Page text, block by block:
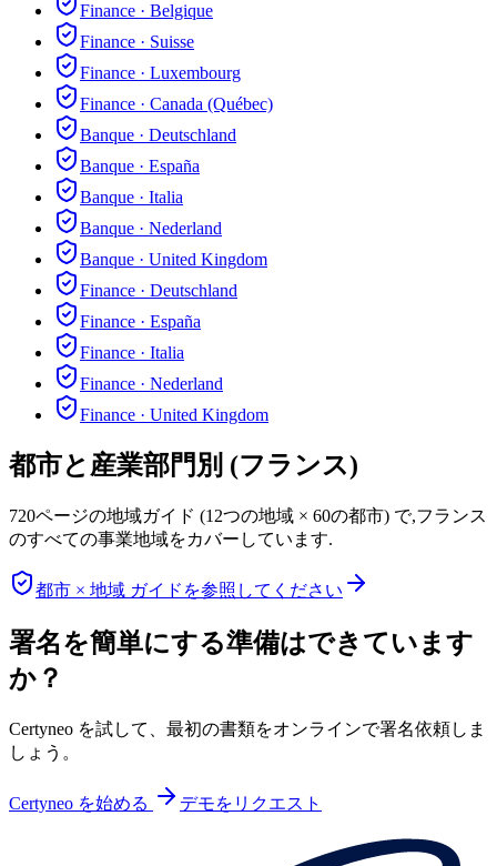
Finance · Belgique
Finance · Suisse
Finance · Luxembourg
Finance · Canada (Québec)
Banque · Deutschland
Banque · España
Banque · Italia
Banque · Nederland
Banque · United Kingdom
Finance · Deutschland
Finance · España
Finance · Italia
Finance · Nederland
Finance · United Kingdom
都市と産業部門別 (フランス)
720ページの地域ガイド (12つの地域 × 60の都市) で,フランス
のすべての事業地域をカバーしています.
都市 × 地域 ガイドを参照してください
署名を簡単にする準備はできています
か？
Certyneo を試して、最初の書類をオンラインで署名依頼しま
しょう。
Certyneo を始める デモをリクエスト